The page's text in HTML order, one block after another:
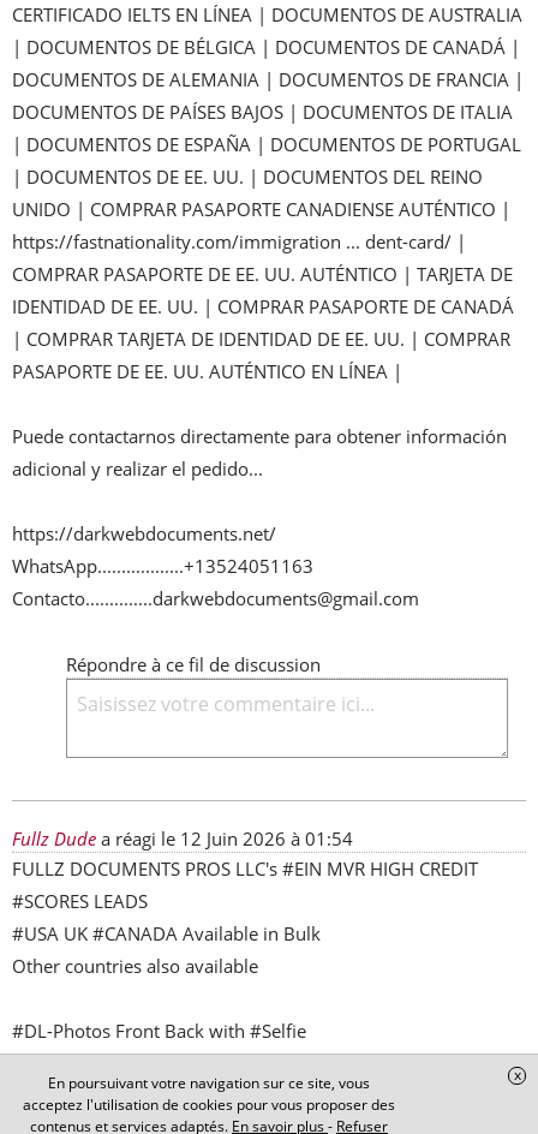
CERTIFICADO IELTS EN LÍNEA | DOCUMENTOS DE AUSTRALIA
| DOCUMENTOS DE BÉLGICA | DOCUMENTOS DE CANADÁ |
DOCUMENTOS DE ALEMANIA | DOCUMENTOS DE FRANCIA |
DOCUMENTOS DE PAÍSES BAJOS | DOCUMENTOS DE ITALIA
| DOCUMENTOS DE ESPAÑA | DOCUMENTOS DE PORTUGAL
| DOCUMENTOS DE EE. UU. | DOCUMENTOS DEL REINO
UNIDO | COMPRAR PASAPORTE CANADIENSE AUTÉNTICO |
https://fastnationality.com/immigration ... dent-card/ |
COMPRAR PASAPORTE DE EE. UU. AUTÉNTICO | TARJETA DE
IDENTIDAD DE EE. UU. | COMPRAR PASAPORTE DE CANADÁ
| COMPRAR TARJETA DE IDENTIDAD DE EE. UU. | COMPRAR
PASAPORTE DE EE. UU. AUTÉNTICO EN LÍNEA |
Puede contactarnos directamente para obtener información
adicional y realizar el pedido...
https://darkwebdocuments.net/
WhatsApp..................+13524051163
Contacto..............darkwebdocuments@gmail.com
Répondre à ce fil de discussion
Fullz Dude a réagi le 12 Juin 2026 à 01:54
FULLZ DOCUMENTS PROS LLC's #EIN MVR HIGH CREDIT
#SCORES LEADS
#USA UK #CANADA Available in Bulk
Other countries also available
#DL-Photos Front Back with #Selfie
Fullz with DL #issue & #Expiry
#SSN Dob Address #Fullz
#NIN-#SIN Dob Address fullz
En poursuivant votre navigation sur ce site, vous
acceptez l'utilisation de cookies pour vous proposer des
contenus et services adaptés. En savoir plus- Refuser
x